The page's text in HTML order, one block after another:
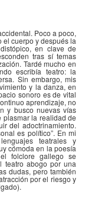
Poco a poco,
cuerpo y después la
en clave de
tras sí temas
Tardé mucho en
escribía teatro: la
Sin embargo, mis
y la danza, en
sonoro es de vital
aprendizaje, no
y busco nuevas vías
plasmar la realidad de
del adoctrinamiento.
es político”. En mi
teatrales y
cómoda en la poesía
folclore gallego se
teatro abogo por una
dudas, pero también
por el riesgo y